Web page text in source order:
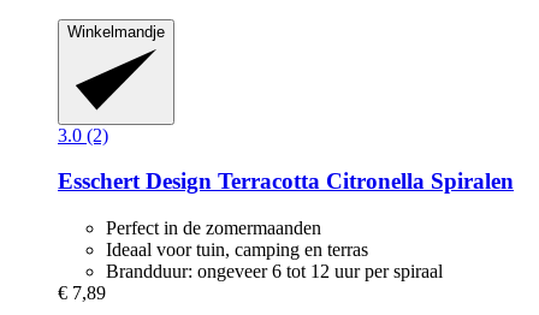
Winkelmandje
3.0 (2)
Esschert Design Terracotta Citronella Spiralen
Perfect in de zomermaanden
Ideaal voor tuin, camping en terras
Brandduur: ongeveer 6 tot 12 uur per spiraal
€ 7,89